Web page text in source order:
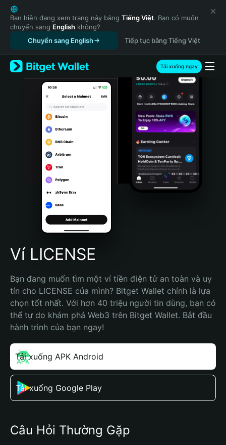
English
日本語
Tiếng Việt
Русский
Español (Latinoamérica)
Türkçe
Italiano
Português (Portugal)
Bahasa Indonesia
Português (Brasil)
Español (Argentina)
Bạn hiện đang xem trang này bằng Tiếng Việt. Bạn có muốn
chuyển sang English không?
Chuyển sang English
Tiếp tục bằng Tiếng Việt
Tải xuống ngay
Ví LICENSE
Bạn đang muốn tìm một ví tiền điện tử an toàn và uy
tín cho LICENSE của mình? Bitget Wallet chính là lựa
chọn tốt nhất. Với hơn 40 triệu người tin dùng, bạn có
thể tự do khám phá Web3 trên Bitget Wallet. Bắt đầu
hành trình của bạn ngay!
Tải xuống APK Android
Tải xuống Google Play
Câu Hỏi Thường Gặp